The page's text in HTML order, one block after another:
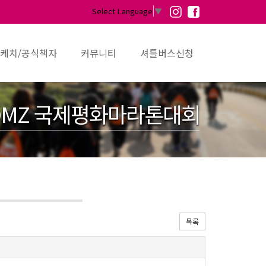
Select Language ▼
치/공식책자 커뮤니티 셔틀버스신청
국제평화마라톤대회
목록